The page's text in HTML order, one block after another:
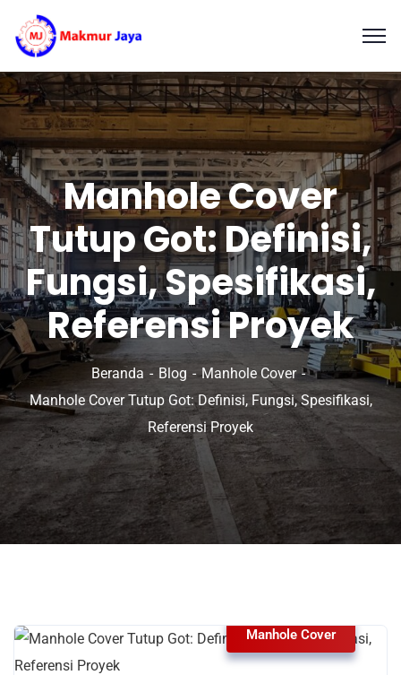
Manhole Cover
Tutup Got: Definisi,
Fungsi, Spesifikasi,
Referensi Proyek
Beranda Blog
Manhole Cover
Manhole Cover Tutup Got: Definisi, Fungsi, Spesifikasi,
Referensi Proyek
Manhole Cover